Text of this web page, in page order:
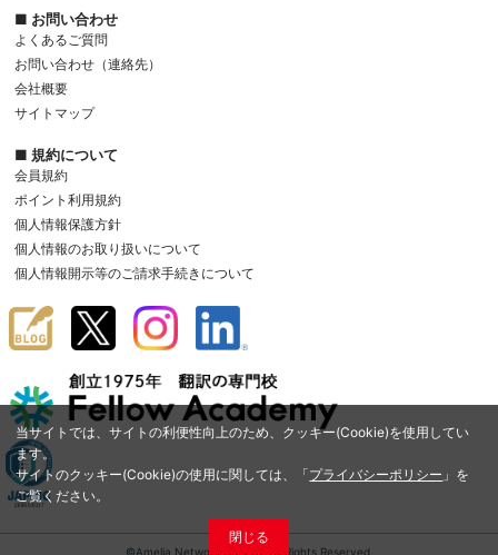
当サイトでは、サイトの利便性向上のため、クッキー(Cookie)を使用してい
ます。
サイトのクッキー(Cookie)の使用に関しては、「プライバシーポリシー 」を
ご覧ください。
閉じる
■ お問い合わせ
よくあるご質問
お問い合わせ（連絡先）
会社概要
サイトマップ
■ 規約について
会員規約
ポイント利用規約
個人情報保護方針
個人情報のお取り扱いについて
個人情報開示等のご請求手続きについて
©Amelia Network Co.,Ltd. All Rights Reserved.